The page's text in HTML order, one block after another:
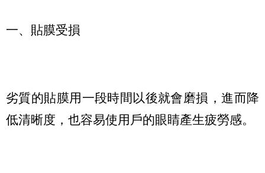
一、貼膜受損
劣質的貼膜用一段時間以後就會磨損，進而降
低清晰度，也容易使用戶的眼睛產生疲勞感。